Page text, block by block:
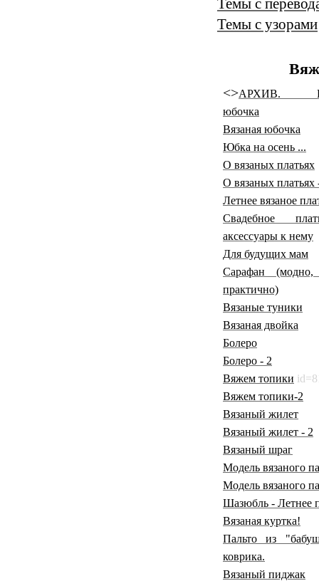
Темы с
Темы с узорами
<>АРХИВ.
юбочка
Вязаная юбочка
Юбка на осень ...
О вязаных платьях
О вязаных платьях
Летнее вязаное
Свадебное
аксессуары к нему
Для будущих мам
Сарафан (модно,
практично)
Вязаные туники
Вязаная двойка
Болеро
Болеро - 2
Вяжем топики
Вяжем топики-2
Вязаный жилет
Вязаный жилет - 2
Вязаный шраг
Модель вязаного
Модель вязаного
Шазюбль - Летнее
Вязаная куртка!
Пальто из
коврика.
Вязаный пиджак